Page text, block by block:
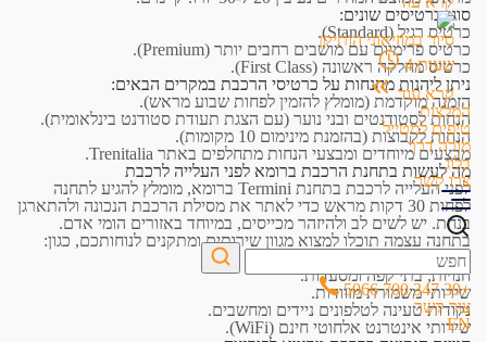
סיור במוזיאוני הותיקן
שעות4
קרא עוד
המלצות
טיפים למטייל
מורה דרך
בלוג
צרו קשר
+39 347 700 5066
צור קשר
EN
סוגי כרטיסים שונים:
כרטיס רגיל (Standard).
כרטיס פרימיום עם מושבים רחבים יותר (Premium).
כרטיס מחלקה ראשונה (First Class).
ניתן ליהנות מהנחות על כרטיסי הרכבת במקרים הבאים:
הזמנה מוקדמת (מומלץ להזמין לפחות שבוע מראש).
הנחות לסטודנטים ובני נוער (עם הצגת תעודת סטודנט בינלאומית).
הנחות לקבוצות (בהזמנת מינימום 10 מקומות).
מבצעים מיוחדים ומבצעי הנחות מתחלפים באתר Trenitalia.
מה לעשות בתחנת הרכבת ברומא לפני העלייה לרכבת
לפני העלייה לרכבת בתחנת Termini ברומא, מומלץ להגיע לתחנה
לפחות 30 דקות מראש כדי לאתר את מסילת הרכבת הנכונה ולהתארגן
בנחת. יש לשים לב ולהיזהר מכייסים, במיוחד באזורים הומי אדם.
בתחנה עצמה תוכלו למצוא מגוון שירותים ומתקנים לנוחותכם, כגון:
קופות כרטיסים וכספומטים.
חנויות, בתי קפה ומסעדות.
שירותי משמורת מזוודות.
נקודות טעינה לטלפונים ניידים ומחשבים.
שירותי אינטרנט אלחוטי חינם (WiFi).